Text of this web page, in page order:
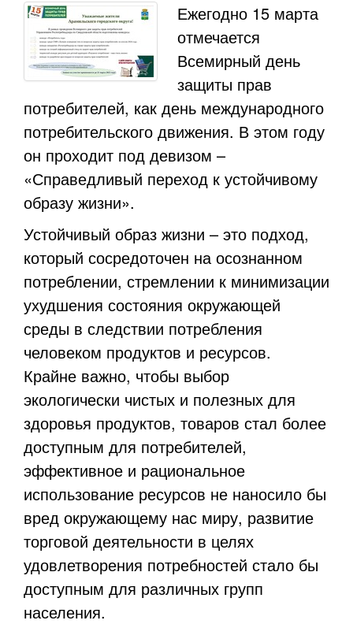
Ежегодно 15 марта
отмечается
Всемирный день
защиты прав
потребителей, как день международного
потребительского движения. В этом году
он проходит под девизом –
«Справедливый переход к устойчивому
образу жизни».
Устойчивый образ жизни – это подход,
который сосредоточен на осознанном
потреблении, стремлении к минимизации
ухудшения состояния окружающей
среды в следствии потребления
человеком продуктов и ресурсов.
Крайне важно, чтобы выбор
экологически чистых и полезных для
здоровья продуктов, товаров стал более
доступным для потребителей,
эффективное и рациональное
использование ресурсов не наносило бы
вред окружающему нас миру, развитие
торговой деятельности в целях
удовлетворения потребностей стало бы
доступным для различных групп
населения.